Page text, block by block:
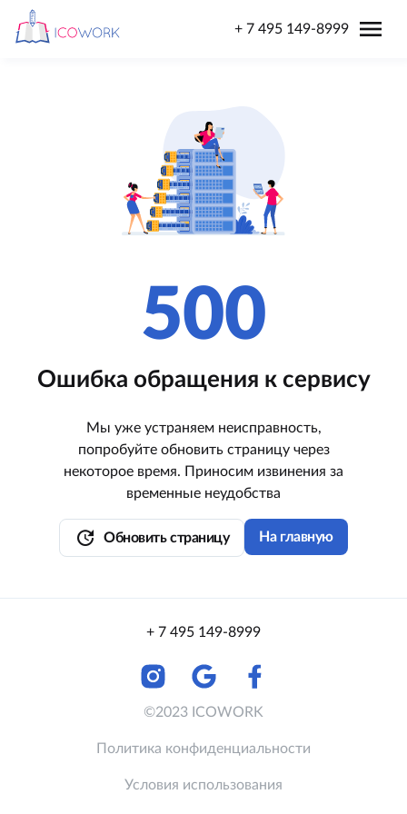
+ 7 495 149-8999 menu
500
Ошибка обращения к сервису
Мы уже устраняем неисправность,
попробуйте обновить страницу через
некоторое время. Приносим извинения за
временные неудобства
update Обновить страницу На главную
+ 7 495 149-8999
©2023 ICOWORK
Политика конфиденциальности
Условия использования